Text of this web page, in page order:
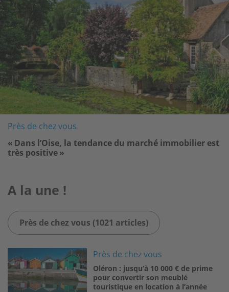
Près de chez vous
« Dans l’Oise, la tendance du marché immobilier est
très positive »
A la une !
Près de chez vous (1021 articles)
Près de chez vous
Oléron : jusqu’à 10 000 € de prime
pour convertir son meublé
touristique en location à l’année